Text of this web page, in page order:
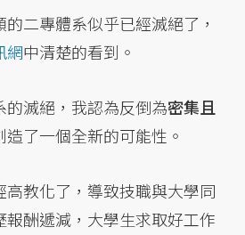
二專體系似乎已經滅絕了，
網中清楚的看到。
的滅絕，我認為反倒為密集且
了一個全新的可能性。
高教化了，導致技職與大學同
酬遞減，大學生求取好工作